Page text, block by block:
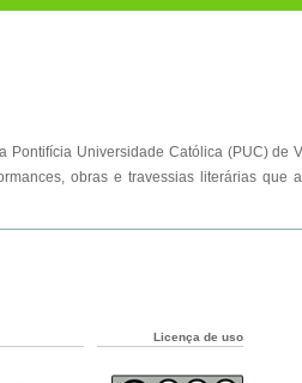
Universidade Católica (PUC) de
obras e travessias literárias que
Licença de uso